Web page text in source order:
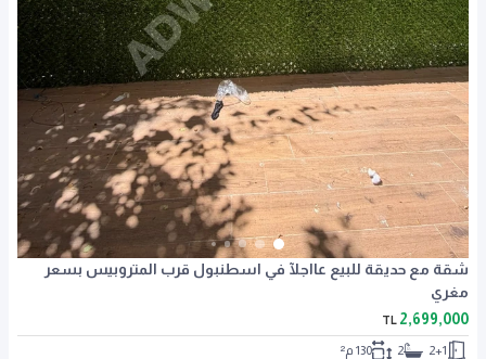
شقة مع حديقة للبيع عااجلآ في اسطنبول قرب المتروبيس بسعر
مغري
2,699,000
TL
2+1
2
130 م²